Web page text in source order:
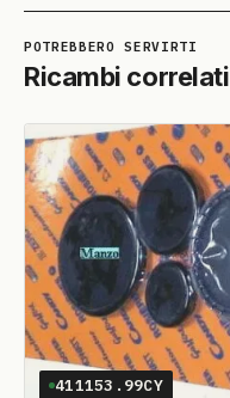
Ricambi correlati
411153.99CY